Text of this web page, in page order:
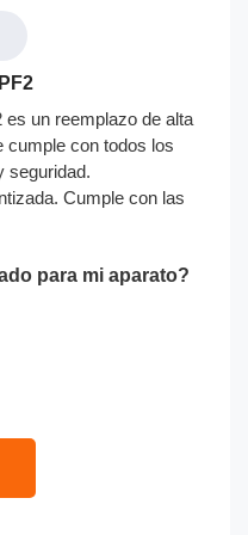
es un reemplazo de alta
cumple con todos los
seguridad.
Cumple con las
para mi aparato?